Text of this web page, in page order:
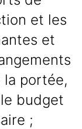
et les
et
portée,
budget
;